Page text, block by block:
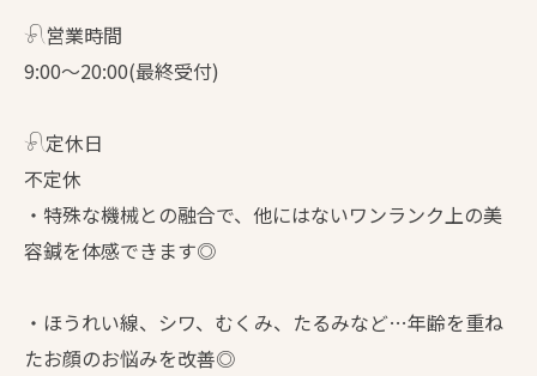
𓍯営業時間
9:00〜20:00(最終受付)
𓍯定休日
不定休
・特殊な機械との融合で、他にはないワンランク上の美
容鍼を体感できます◎
・ほうれい線、シワ、むくみ、たるみなど…年齢を重ね
たお顔のお悩みを改善◎